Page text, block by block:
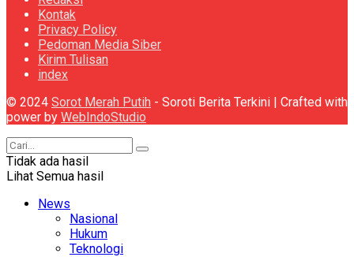
Kontak
Privacy Policy
Pedoman Media Siber
Kirim Tulisan
index
© 2024 Sorot Merah Putih - Soroti Berita Terkini | Crafted with
power by WebIndoStudio
Tidak ada hasil
Lihat Semua hasil
News
Nasional
Hukum
Teknologi